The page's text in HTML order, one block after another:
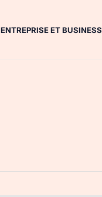
ENTREPRISE ET BUSINESS